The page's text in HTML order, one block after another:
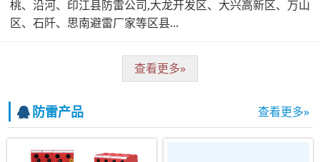
桃、沿河、印江县防雷公司,大龙开发区、大兴高新区、万山
区、石阡、思南避雷厂家等区县...
查看更多»
防雷产品 查看更多»